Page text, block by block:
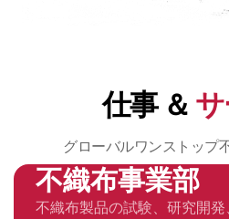
仕事 ＆
グローバルワンストップ
不織布事業部
不織布製品の試験、研究開